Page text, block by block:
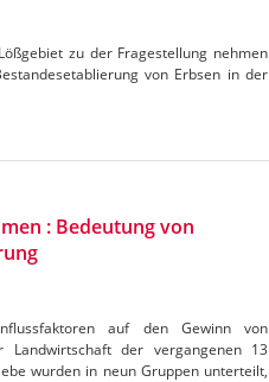
zu der Fragestellung nehmen
von Erbsen in der
: Bedeutung von
auf den Gewinn von
Landwirtschaft der vergangenen 13
wurden in neun Gruppen unterteilt,